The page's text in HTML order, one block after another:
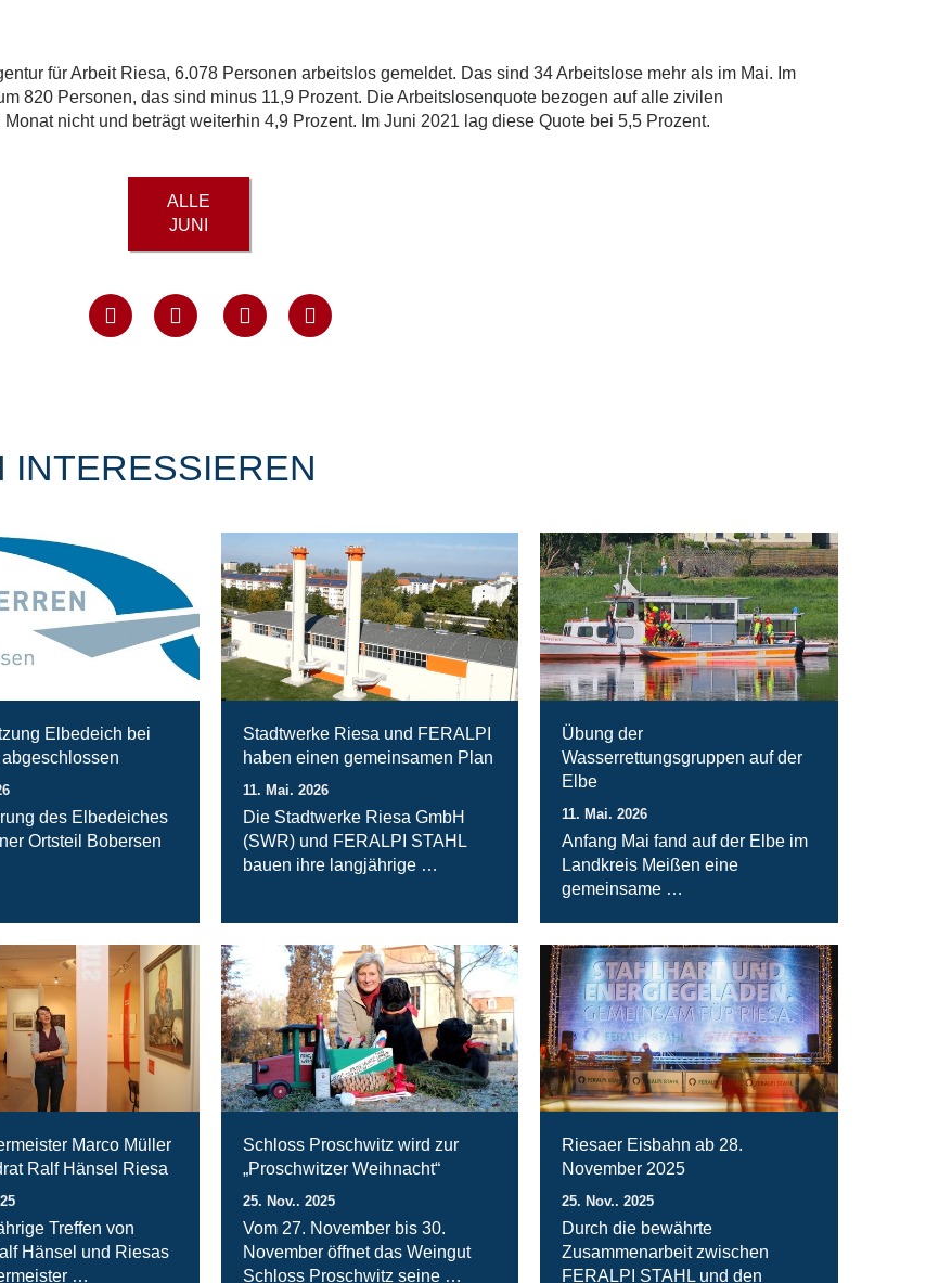
für Arbeit Riesa, 6.078 Personen arbeitslos gemeldet. Das sind 34 Arbeitslose mehr als im Mai. Im
820 Personen, das sind minus 11,9 Prozent. Die Arbeitslosenquote bezogen auf alle zivilen
nicht und beträgt weiterhin 4,9 Prozent. Im Juni 2021 lag diese Quote bei 5,5 Prozent.
ALLE
JUNI
INTERESSIEREN
Elbedeich bei
des Elbedeiches
Ortsteil Bobersen
Stadtwerke Riesa und FERALPI
haben einen gemeinsamen Plan
11. Mai. 2026
Die Stadtwerke Riesa GmbH
(SWR) und FERALPI STAHL
bauen ihre langjährige …
Übung der
Wasserrettungsgruppen auf der
Elbe
11. Mai. 2026
Anfang Mai fand auf der Elbe im
Landkreis Meißen eine
gemeinsame …
Marco Müller
Ralf Hänsel Riesa
Treffen von
Hänsel und Riesas
…
Schloss Proschwitz wird zur
„Proschwitzer Weihnacht“
25. Nov.. 2025
Vom 27. November bis 30.
November öffnet das Weingut
Schloss Proschwitz seine …
Riesaer Eisbahn ab 28.
November 2025
25. Nov.. 2025
Durch die bewährte
Zusammenarbeit zwischen
FERALPI STAHL und den